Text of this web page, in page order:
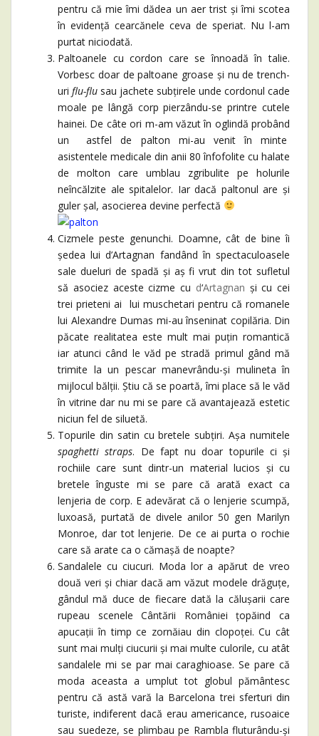
pentru că mie îmi dădea un aer trist și îmi scotea
în evidență cearcănele ceva de speriat. Nu l-am
purtat niciodată.
Paltoanele cu cordon care se înnoadă în talie.
Vorbesc doar de paltoane groase și nu de trench-
uri flu-flu sau jachete subțirele unde cordonul cade
moale pe lângă corp pierzându-se printre cutele
hainei. De câte ori m-am văzut în oglindă probând
un astfel de palton mi-au venit în minte
asistentele medicale din anii 80 înfofolite cu halate
de molton care umblau zgribulite pe holurile
neîncălzite ale spitalelor. Iar dacă paltonul are și
guler șal, asocierea devine perfectă
Cizmele peste genunchi. Doamne, cât de bine îi
ședea lui d’Artagnan fandând în spectaculoasele
sale dueluri de spadă și aș fi vrut din tot sufletul
să asociez aceste cizme cu d‘Artagnan și cu cei
trei prieteni ai lui muschetari pentru că romanele
lui Alexandre Dumas mi-au înseninat copilăria. Din
păcate realitatea este mult mai puțin romantică
iar atunci când le văd pe stradă primul gând mă
trimite la un pescar manevrându-și mulineta în
mijlocul bălții. Știu că se poartă, îmi place să le văd
în vitrine dar nu mi se pare că avantajează estetic
niciun fel de siluetă.
Topurile din satin cu bretele subțiri. Așa numitele
spaghetti straps. De fapt nu doar topurile ci și
rochiile care sunt dintr-un material lucios și cu
bretele înguste mi se pare că arată exact ca
lenjeria de corp. E adevărat că o lenjerie scumpă,
luxoasă, purtată de divele anilor 50 gen Marilyn
Monroe, dar tot lenjerie. De ce ai purta o rochie
care să arate ca o cămașă de noapte?
Sandalele cu ciucuri. Moda lor a apărut de vreo
două veri și chiar dacă am văzut modele drăguțe,
gândul mă duce de fiecare dată la călușarii care
rupeau scenele Cântării României țopăind ca
apucații în timp ce zornăiau din clopoței. Cu cât
sunt mai mulți ciucurii și mai multe culorile, cu atât
sandalele mi se par mai caraghioase. Se pare că
moda aceasta a umplut tot globul pământesc
pentru că astă vară la Barcelona trei sferturi din
turiste, indiferent dacă erau americance, rusoaice
sau suedeze, se plimbau pe Rambla fluturându-și